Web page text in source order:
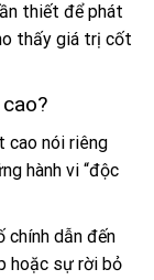
thiết để phát
thấy giá trị cốt
cao nói riêng
hành vi “độc
chính dẫn đến
hoặc sự rời bỏ